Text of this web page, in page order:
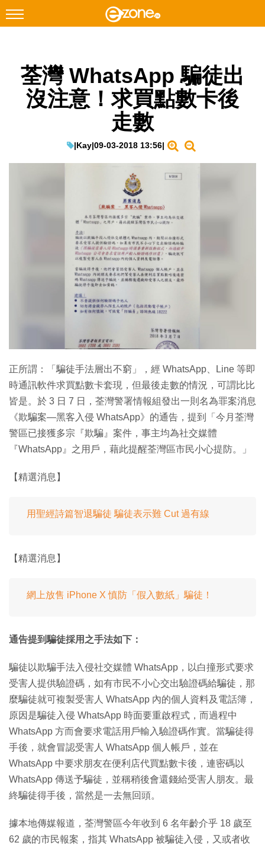
Facebook Instagram
科技焦點
教學評測
生成式AI與雲端應用
Enterprise Digital Transformation
荃灣 WhatsApp 騙徒出
沒注意！求買點數卡後
走數
|Kay|09-03-2018 13:56|
正所謂：「騙徒手法層出不窮」，經 WhatsApp、Line 等即
時通訊軟件求買點數卡套現，但最後走數的情況，可謂比比
皆是。於 3 日 7 日，荃灣警署情報組發出一則名為罪案消息
《欺騙案—黑客入侵 WhatsApp》的通告，提到「今月荃灣
警區已接獲多宗『欺騙』案件，事主均為社交媒體
『WhatsApp』之用戶，藉此提醒荃灣區市民小心提防。」
【精選消息】
用聖經詩篇智退騙徒 騙徒表示難 Cut 過有線
【精選消息】
網上放售 iPhone X 慎防「假入數紙」騙徒！
通告提到騙徒採用之手法如下：
騙徒以欺騙手法入侵社交媒體 WhatsApp，以白撞形式要求
受害人提供驗證碼，如有市民不小心交出驗證碼給騙徒，那
麼騙徒就可複製受害人 WhatsApp 內的個人資料及電話簿，
原因是騙徒入侵 WhatsApp 時面要重啟程式，而過程中
WhatsApp 方而會要求電話用戶輸入驗證碼作實。當騙徒得
手後，就會冒認受害人 WhatsApp 個人帳戶，並在
WhatsApp 中要求朋友在便利店代買點數卡後，連密碼以
WhatsApp 傳送予騙徒，並稱稍後會還錢給受害人朋友。最
終騙徒得手後，當然是一去無回頭。
據本地傳媒報道，荃灣警區今年收到 6 名年齡介乎 18 歲至
62 歲的市民報案，指其 WhatsApp 被騙徒入侵，又或者收